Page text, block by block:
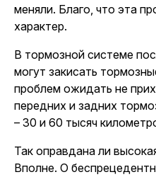
меняли. Благо, что эта
характер.
В тормозной системе
могут закисать
проблем ожидать не
передних и задних
– 30 и 60 тысяч
Так оправдана ли
Вполне. О